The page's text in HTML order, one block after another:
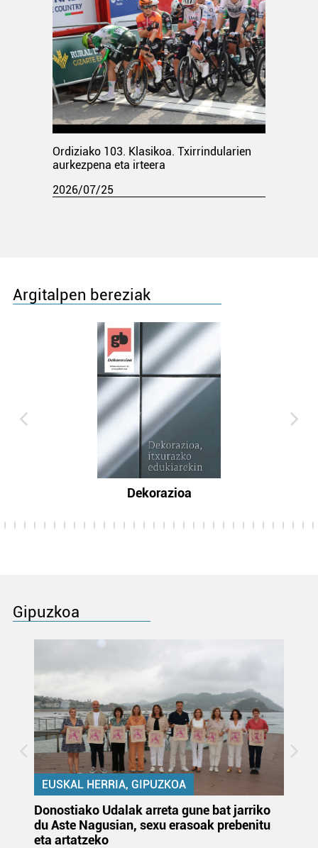
Ordiziako 103. Klasikoa. Txirrindularien
aurkezpena eta irteera
2026/07/25
Argitalpen bereziak
Dekorazioa
Gipuzkoa
EUSKAL HERRIA, GIPUZKOA
Donostiako Udalak arreta gune bat jarriko
du Aste Nagusian, sexu erasoak prebenitu
eta artatzeko